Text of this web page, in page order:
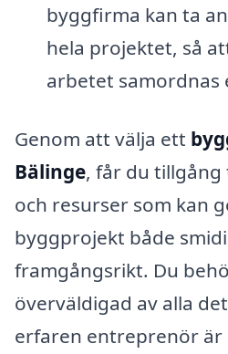
byggfirma kan ta
hela projektet, så
arbetet samordnas
Genom att välja ett
Bälinge, får du
och resurser som kan
byggprojekt både
framgångsrikt. Du
överväldigad av alla
erfaren entreprenör är